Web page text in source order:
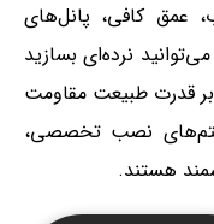
عمق کافی، پانل‌های
نرده‌ای بسازید
قدرت طبیعت مقاومت
نصب تخصصی،
هستند.